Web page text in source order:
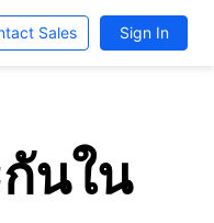
Sales Sign In
นใน